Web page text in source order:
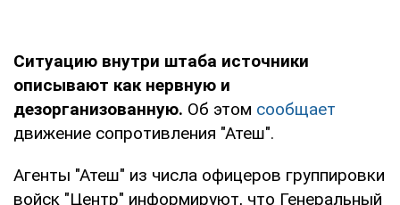
Ситуацию внутри штаба источники
описывают как нервную и
дезорганизованную. Об этом сообщает
движение сопротивления "Атеш".
Агенты "Атеш" из числа офицеров группировки
войск "Центр" информируют, что Генеральный